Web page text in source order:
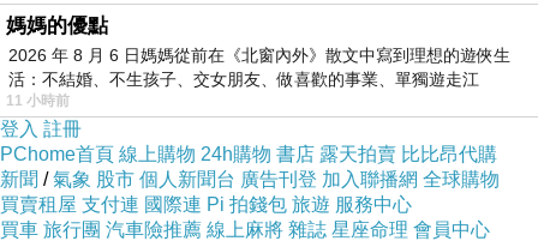
懇不拖泥帶水，卻又感受得到滿滿的誠意，橫濱
BAYSTARS對於一位終身效力橫濱的超級王牌的重
視，只要是喜歡棒球的人，應該都可以感同身受。
媽媽的優點
2026 年 8 月 6 日媽媽從前在《北窗內外》散文中寫到理想的遊俠生
活：不結婚、不生孩子、交女朋友、做喜歡的事業、單獨遊走江
湖⋯⋯，
11 小時前
登入 註冊
PChome首頁 線上購物 24h購物 書店 露天拍賣 比比昂代購
新聞 /氣象 股市 個人新聞台 廣告刊登 加入聯播網 全球購物
買賣租屋 支付連 國際連 Pi 拍錢包 旅遊 服務中心
買車 旅行團 汽車險推薦 線上麻將 雜誌 星座命理 會員中心